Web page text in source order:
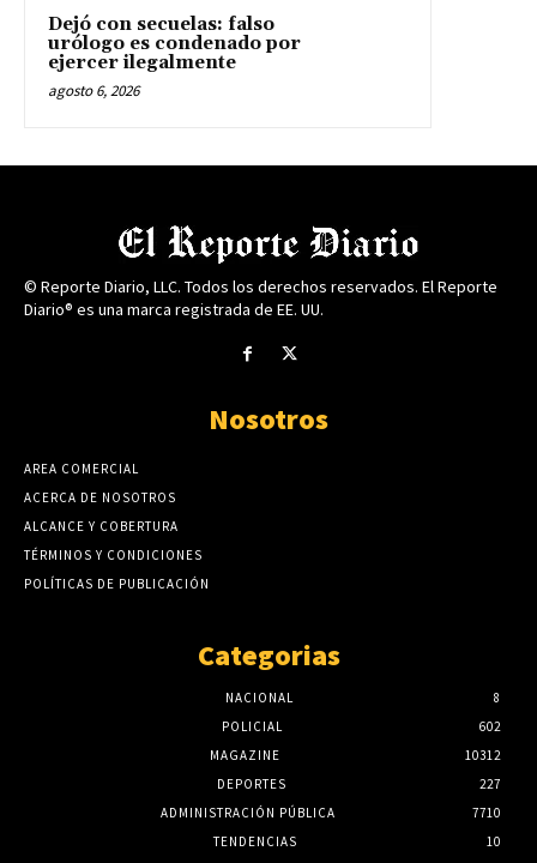
Dejó con secuelas: falso
urólogo es condenado por
ejercer ilegalmente
agosto 6, 2026
© Reporte Diario, LLC. Todos los derechos reservados. El Reporte
Diario® es una marca registrada de EE. UU.
Nosotros
AREA COMERCIAL
ACERCA DE NOSOTROS
ALCANCE Y COBERTURA
TÉRMINOS Y CONDICIONES
POLÍTICAS DE PUBLICACIÓN
Categorias
NACIONAL
8
POLICIAL
602
MAGAZINE
10312
DEPORTES
227
ADMINISTRACIÓN PÚBLICA
7710
TENDENCIAS
10